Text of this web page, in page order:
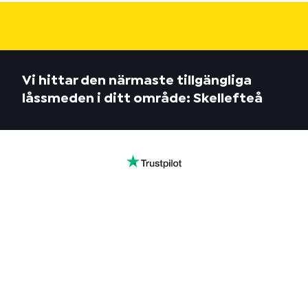
Vi hittar den närmaste tillgängliga
låssmeden i ditt område: Skellefteå